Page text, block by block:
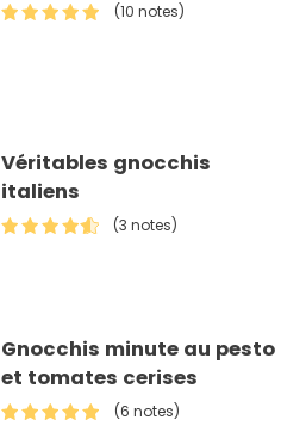
(10 notes)
Véritables gnocchis
italiens
(3 notes)
Gnocchis minute au pesto
et tomates cerises
(6 notes)